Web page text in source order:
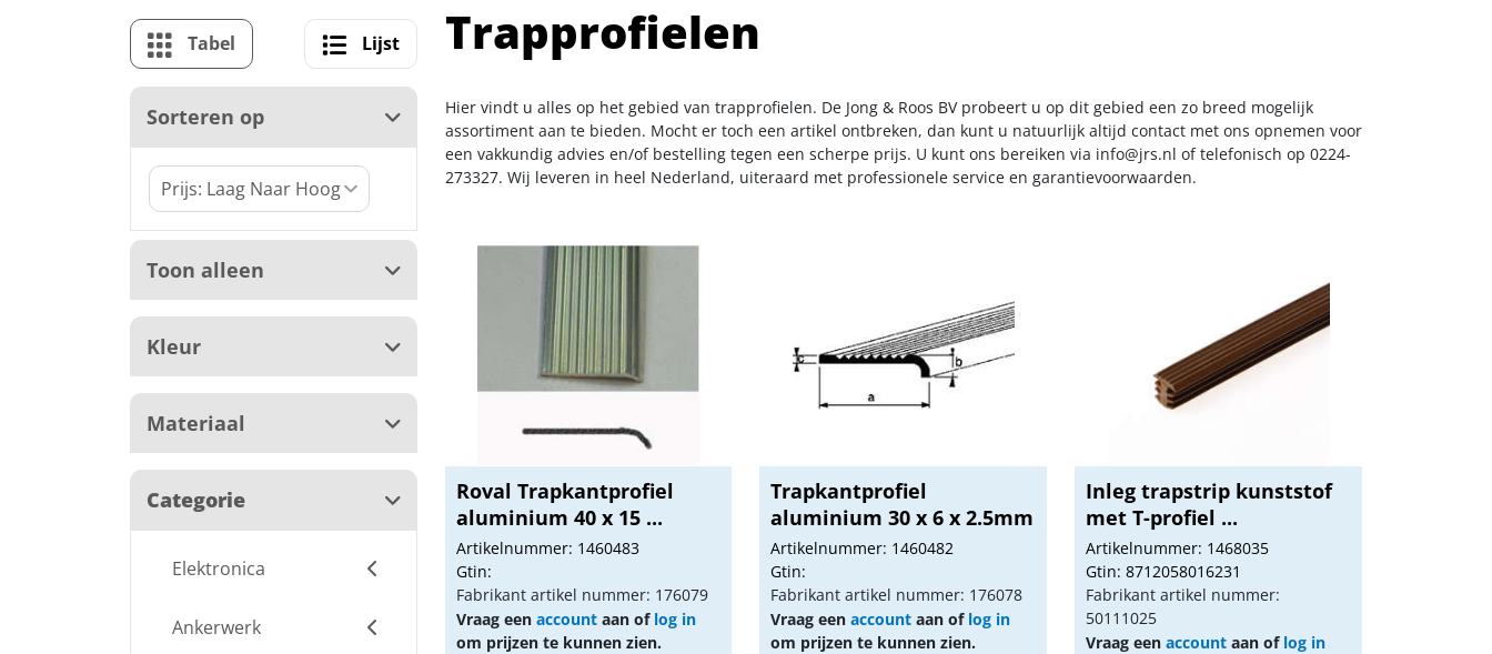
Tabel Lijst
Sorteren op
Toon alleen
Kleur
Materiaal
Categorie
Elektronica
Ankerwerk
Trapprofielen
Hier vindt u alles op het gebied van trapprofielen. De Jong & Roos BV probeert u op dit gebied een zo breed mogelijk
assortiment aan te bieden. Mocht er toch een artikel ontbreken, dan kunt u natuurlijk altijd contact met ons opnemen voor
een vakkundig advies en/of bestelling tegen een scherpe prijs. U kunt ons bereiken via info@jrs.nl of telefonisch op 0224-
273327. Wij leveren in heel Nederland, uiteraard met professionele service en garantievoorwaarden.
Roval Trapkantprofiel
aluminium 40 x 15 ...
Artikelnummer: 1460483
Gtin:
Fabrikant artikel nummer: 176079
Vraag een accountaan of log in
om prijzen te kunnen zien.
Trapkantprofiel
aluminium 30 x 6 x 2.5mm
Artikelnummer: 1460482
Gtin:
Fabrikant artikel nummer: 176078
Vraag eenaccount aan of log in
om prijzen te kunnen zien.
Inleg trapstrip kunststof
met T-profiel ...
Artikelnummer: 1468035
Gtin: 8712058016231
Fabrikant artikel nummer:
50111025
Vraag eenaccount aan of log in